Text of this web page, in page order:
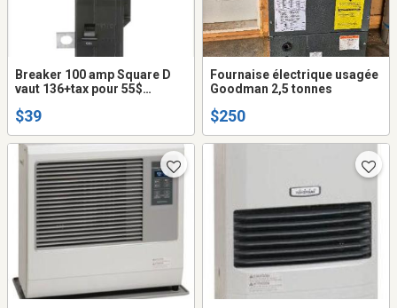
Breaker 100 amp Square D
vaut 136+tax pour 55$
grossir
$39
Fournaise électrique usagée
Goodman 2,5 tonnes
$250